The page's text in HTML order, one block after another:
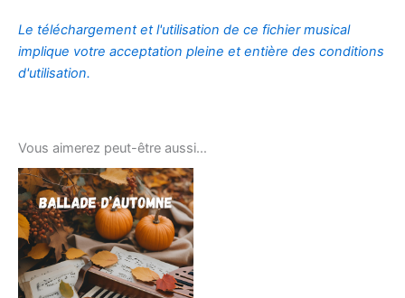
Le téléchargement et l'utilisation de ce fichier musical
implique votre acceptation pleine et entière des conditions
d'utilisation.
Vous aimerez peut-être aussi…